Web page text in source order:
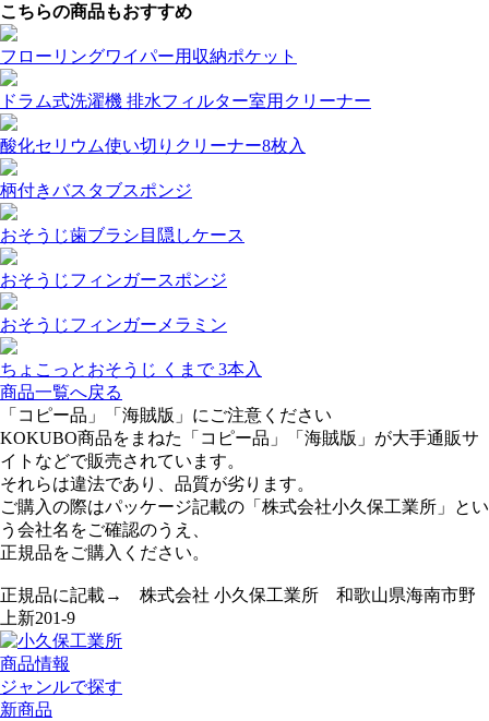
こちらの商品もおすすめ
フローリングワイパー用収納ポケット
ドラム式洗濯機 排水フィルター室用クリーナー
酸化セリウム使い切りクリーナー8枚入
柄付きバスタブスポンジ
おそうじ歯ブラシ目隠しケース
おそうじフィンガースポンジ
おそうじフィンガーメラミン
ちょこっとおそうじ くまで 3本入
商品一覧へ戻る
「コピー品」「海賊版」にご注意ください
KOKUBO商品をまねた「コピー品」「海賊版」が大手通販サ
イトなどで販売されています。
それらは違法であり、品質が劣ります。
ご購入の際はパッケージ記載の「株式会社小久保工業所」とい
う会社名をご確認のうえ、
正規品をご購入ください。
正規品に記載→ 株式会社 小久保工業所 和歌山県海南市野
上新201-9
商品情報
ジャンルで探す
新商品